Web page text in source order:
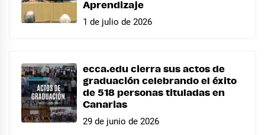
Aprendizaje
1 de julio de 2026
ecca.edu cierra sus actos de
graduación celebrando el éxito
de 518 personas tituladas en
Canarias
29 de junio de 2026